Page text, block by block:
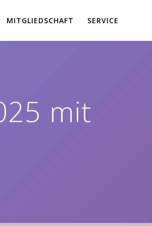
MITGLIEDSCHAFT SERVICE
mit